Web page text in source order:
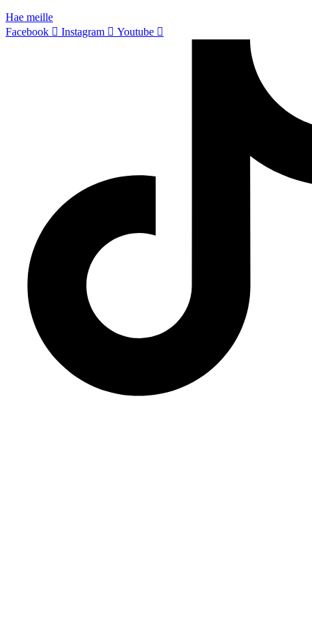
Hae meille
Facebook
Instagram Youtube